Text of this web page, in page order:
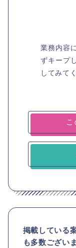
業務内容
ずキープ
してみて
掲載している
も多数ござい